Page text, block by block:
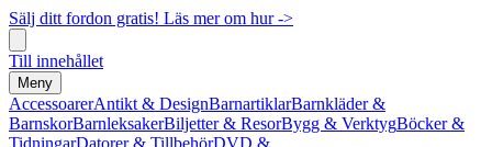
Sälj ditt fordon gratis! Läs mer om hur ->
Till innehållet
Meny
AccessoarerAntikt & DesignBarnartiklarBarnkläder &
BarnskorBarnleksakerBiljetter & ResorBygg & VerktygBöcker &
TidningarDatorer & TillbehörDVD &